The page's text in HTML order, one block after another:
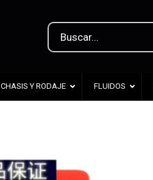
CHASIS Y RODAJE FLUIDOS